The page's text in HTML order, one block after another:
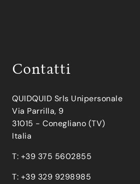
Contatti
QUIDQUID Srls Unipersonale
Via Parrilla, 9
31015 - Conegliano (TV)
Italia
T: +39 375 5602855
T: +39 329 9298985